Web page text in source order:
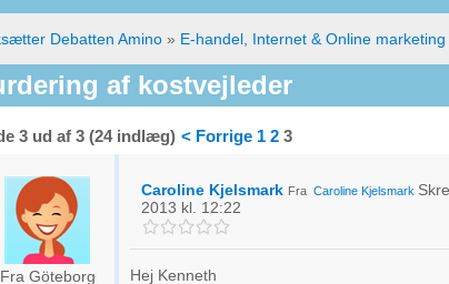
Debatten Amino » E-handel, Internet & Online marketing
af kostvejleder
3 ud af 3 (24 indlæg) < Forrige 1 2 3
Fra Göteborg
Caroline Kjelsmark Fra Caroline Kjelsmark
2013 kl. 12:22
Hej Kenneth